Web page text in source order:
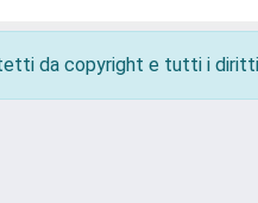
da copyright e tutti i